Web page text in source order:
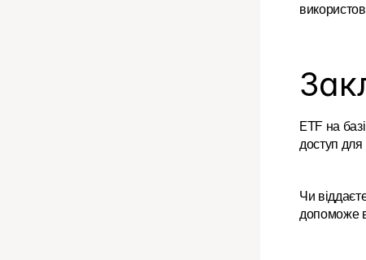
ETF на
доступ для
Чи
допоможе